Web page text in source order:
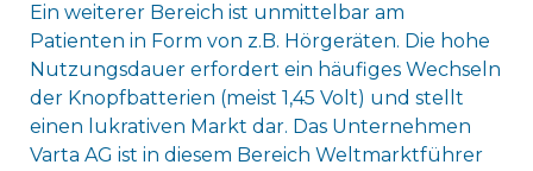
Ein weiterer Bereich ist unmittelbar am
Patienten in Form von z.B. Hörgeräten. Die hohe
Nutzungsdauer erfordert ein häufiges Wechseln
der Knopfbatterien (meist 1,45 Volt) und stellt
einen lukrativen Markt dar. Das Unternehmen
Varta AG ist in diesem Bereich Weltmarktführer